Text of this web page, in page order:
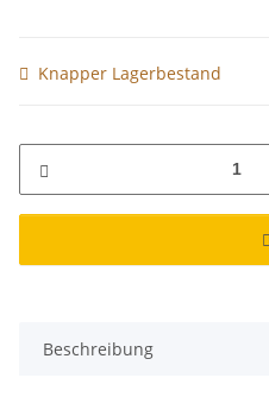
Knapper Lagerbestand
Beschreibung